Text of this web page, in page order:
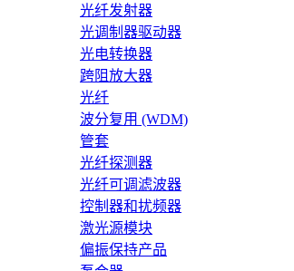
光纤发射器
光调制器驱动器
光电转换器
跨阻放大器
光纤
波分复用 (WDM)
管套
光纤探测器
光纤可调滤波器
控制器和扰频器
激光源模块
偏振保持产品